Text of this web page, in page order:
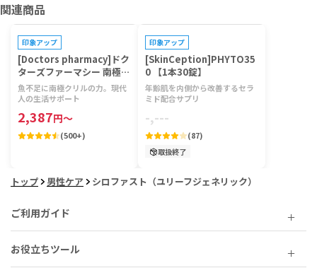
関連商品
印象アップ
[Doctors pharmacy]ドク
ターズファーマシー 南極ク
リルビタミン 【1袋120
粒】
魚不足に南極クリルの力。現代
人の生活サポート
2,387円～
(500+)
印象アップ
[SkinCeption]PHYTO35
0 【1本30錠】
年齢肌を内側から改善するセラ
ミド配合サプリ
-,---
(87)
取扱終了
トップ 男性ケア シロファスト（ユリーフジェネリック）
ご利用ガイド
お役立ちツール